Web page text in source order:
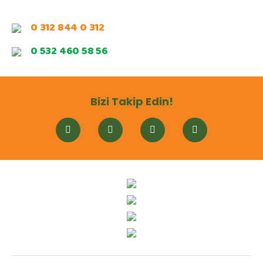
0 312 844 0 312
0 532 460 58 56
Bizi Takip Edin!